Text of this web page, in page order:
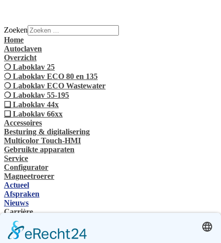
Zoeken
Home
Autoclaven
Overzicht
❍ Laboklav 25
❍ Laboklav ECO 80 en 135
❍ Laboklav ECO Wastewater
❍ Laboklav 55-195
❏ Laboklav 44x
❏ Laboklav 66xx
Accessoires
Besturing & digitalisering
Multicolor Touch-HMI
Gebruikte apparaten
Service
Configurator
Magneetroerer
Actueel
Afspraken
Nieuws
Carrière
SHP Groep
Bedrijvengroep
Contactpersoon